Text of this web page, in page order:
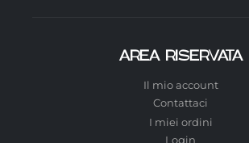
AREA RISERVATA
Il mio account
Contattaci
I miei ordini
Login